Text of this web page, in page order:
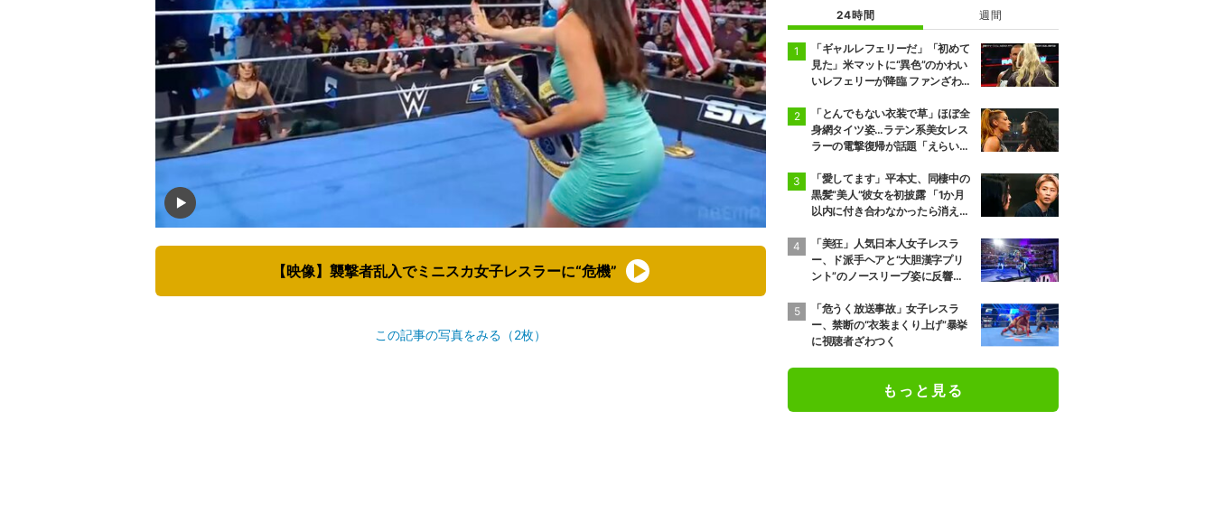
【映像】襲撃者乱入でミニスカ女子レスラーに“危機”
この記事の写真をみる（2枚）
24時間 週間
「ギャルレフェリーだ」「初めて
見た」米マットに“異色”のかわい
いレフェリーが降臨 ファンざわめ
「とんでもない衣装で草」ほぼ全
身網タイツ姿…ラテン系美女レス
ラーの電撃復帰が話題「えらいセ
「愛してます」平本丈、同棲中の
黒髪“美人”彼女を初披露 「1か月
以内に付き合わなかったら消え
「美狂」人気日本人女子レスラ
ー、ド派手ヘアと“大胆漢字プリ
ント”のノースリーブ姿に反響
「危うく放送事故」女子レスラ
ー、禁断の“衣装まくり上げ”暴挙
に視聴者ざわつく
もっと見る